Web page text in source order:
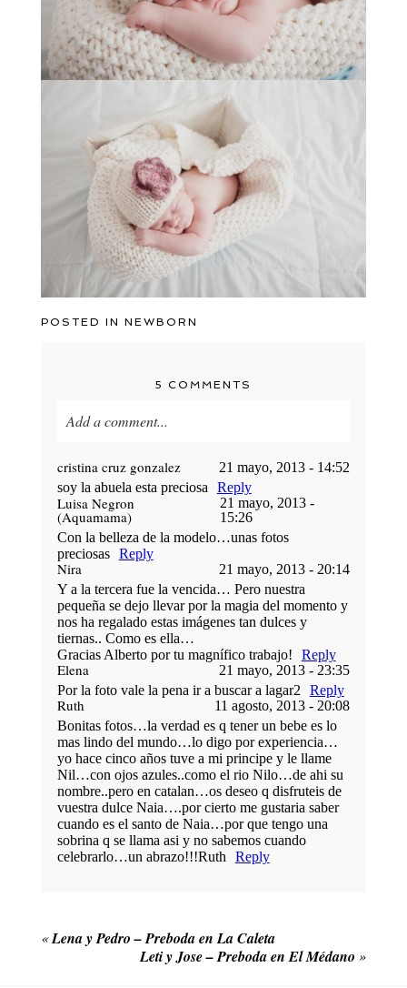
POSTED INNEWBORN
5 COMMENTS
Add a comment...
Your email isnever published or shared. Required
fields are marked *
POST COMMENT
cristina cruz gonzalez
21 mayo, 2013 - 14:52
soy la abuela esta preciosa
Reply
Luisa Negron
(Aquamama)
21 mayo, 2013 -
15:26
Con la belleza de la modelo…unas fotos
preciosas
Reply
Nira
21 mayo, 2013 - 20:14
Y a la tercera fue la vencida… Pero nuestra
pequeña se dejo llevar por la magia del momento y
nos ha regalado estas imágenes tan dulces y
tiernas.. Como es ella…
Gracias Alberto por tu magnífico trabajo!
Reply
Elena
21 mayo, 2013 - 23:35
Por la foto vale la pena ir a buscar a lagar2
Reply
Ruth
11 agosto, 2013 - 20:08
Bonitas fotos…la verdad es q tener un bebe es lo
mas lindo del mundo…lo digo por experiencia…
yo hace cinco años tuve a mi principe y le llame
Nil…con ojos azules..como el rio Nilo…de ahi su
nombre..pero en catalan…os deseo q disfruteis de
vuestra dulce Naia….por cierto me gustaria saber
cuando es el santo de Naia…por que tengo una
sobrina q se llama asi y no sabemos cuando
celebrarlo…un abrazo!!!Ruth
Reply
«Lena y Pedro – Preboda en La Caleta
Leti y Jose – Preboda en El Médano »